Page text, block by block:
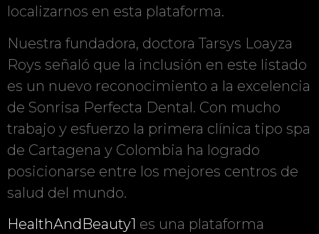
localizarnos en esta plataforma.
Nuestra fundadora, doctora Tarsys Loayza
Roys señaló que la inclusión en este listado
es un nuevo reconocimiento a la excelencia
de Sonrisa Perfecta Dental. Con mucho
trabajo y esfuerzo la primera clínica tipo spa
de Cartagena y Colombia ha logrado
posicionarse entre los mejores centros de
salud del mundo.
HealthAndBeauty1 es una plataforma